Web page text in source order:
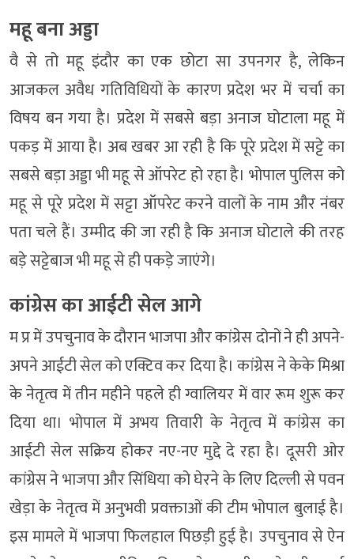
महू बना अड्डा
वै से तो महू इंदौर का एक छोटा सा उपनगर है, लेकिन
आजकल अवैध गतिविधियों के कारण प्रदेश भर में चर्चा का
विषय बन गया है। प्रदेश में सबसे बड़ा अनाज घोटाला महू में
पकड़ में आया है। अब खबर आ रही है कि पूरे प्रदेश में सट्टे का
सबसे बड़ा अड्डा भी महू से ऑपरेट हो रहा है। भोपाल पुलिस को
महू से पूरे प्रदेश में सट्टा ऑपरेट करने वालों के नाम और नंबर
पता चले हैं। उम्मीद की जा रही है कि अनाज घोटाले की तरह
बड़े सट्टेबाज भी महू से ही पकड़े जाएंगे।
कांग्रेस का आईटी सेल आगे
म प्र में उपचुनाव के दौरान भाजपा और कांग्रेस दोनों ने ही अपने-
अपने आईटी सेल को एक्टिव कर दिया है। कांग्रेस ने केके मिश्रा
के नेतृत्व में तीन महीने पहले ही ग्वालियर में वार रूम शुरू कर
दिया था। भोपाल में अभय तिवारी के नेतृत्व में कांग्रेस का
आईटी सेल सक्रिय होकर नए-नए मुद्दे दे रहा है। दूसरी ओर
कांग्रेस ने भाजपा और सिंधिया को घेरने के लिए दिल्ली से पवन
खेड़ा के नेतृत्व में अनुभवी प्रवक्ताओं की टीम भोपाल बुलाई है।
इस मामले में भाजपा फिलहाल पिछड़ी हुई है। उपचुनाव से ऐन